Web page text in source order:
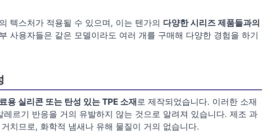
텍스처가 적용될 수 있으며, 이는 텐가의 다양한 시리즈 제품들과의
사용자들은 같은 모델이라도 여러 개를 구매해 다양한 경험을 하기
용 실리콘 또는 탄성 있는 TPE 소재 로 제작되었습니다. 이러한 소재
레르기 반응을 거의 유발하지 않는 것으로 알려져 있습니다. 제조 과
치므로, 화학적 냄새나 유해 물질이 거의 없습니다.